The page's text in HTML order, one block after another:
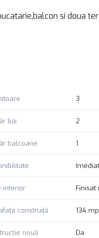
si doua
rapid către oraș.
3
băi 2
balcoane 1
Imediat
interior Finisat
construită 134 mp
nouă Da